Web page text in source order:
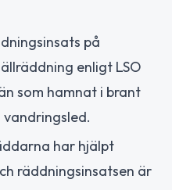
på
enligt LSO
som hamnat i brant
har hjälpt
räddningsinsatsen är